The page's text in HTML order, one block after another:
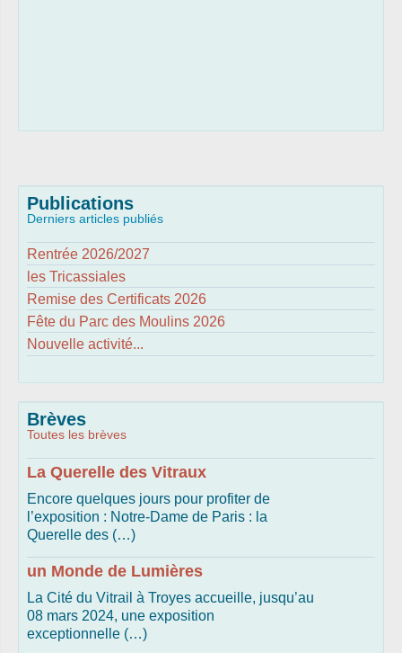
Publications
Derniers articles publiés
Rentrée 2026/2027
les Tricassiales
Remise des Certificats 2026
Fête du Parc des Moulins 2026
Nouvelle activité...
Brèves
Toutes les brèves
La Querelle des Vitraux
Encore quelques jours pour profiter de
l’exposition : Notre-Dame de Paris : la
Querelle des (…)
un Monde de Lumières
La Cité du Vitrail à Troyes accueille, jusqu’au
08 mars 2024, une exposition
exceptionnelle (…)